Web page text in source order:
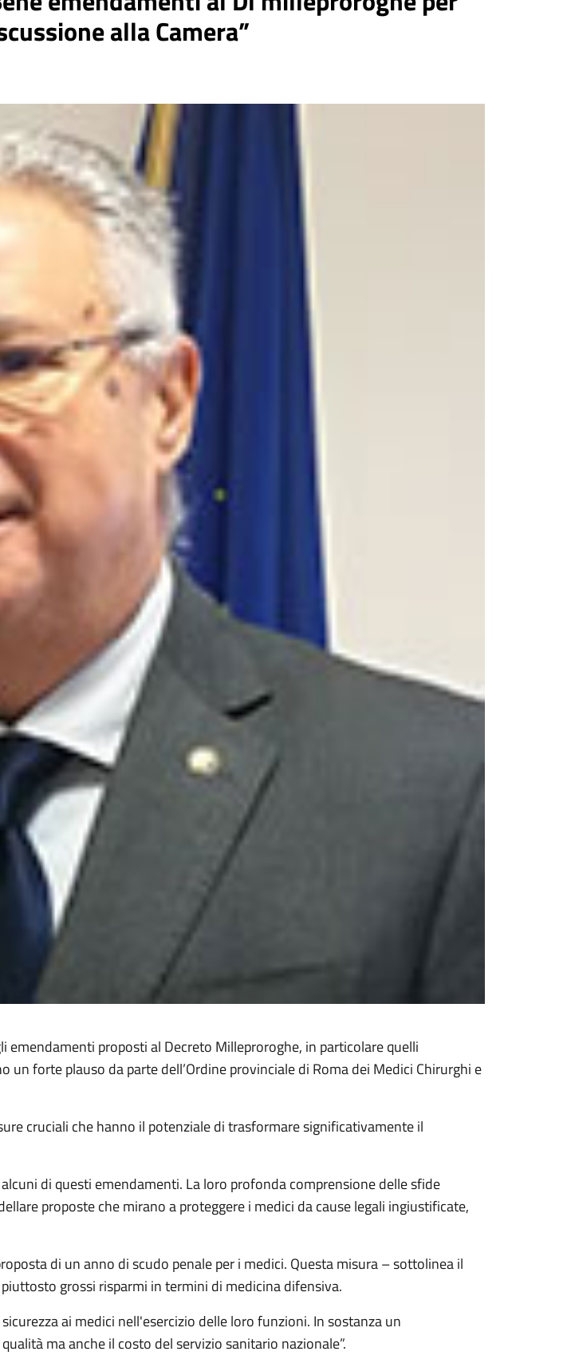
alla Camera”
proposti al Decreto Milleproroghe, in particolare quelli
forte plauso da parte dell’Ordine provinciale di Roma dei Medici Chirurghi e
cruciali che hanno il potenziale di trasformare significativamente il
di questi emendamenti. La loro profonda comprensione delle sfide
proposte che mirano a proteggere i medici da cause legali ingiustificate,
di un anno di scudo penale per i medici. Questa misura – sottolinea il
grossi risparmi in termini di medicina difensiva.
ai medici nell'esercizio delle loro funzioni. In sostanza un
ma anche il costo del servizio sanitario nazionale”.